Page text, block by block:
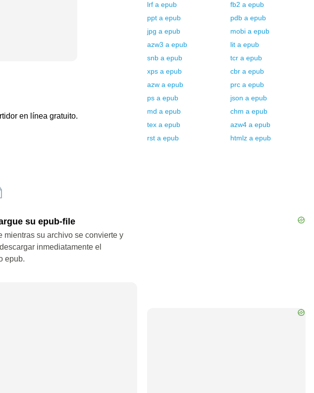
en línea gratuito.
su epub-file
mientras su archivo se convierte y
inmediatamente el
epub.
lrf a epub fb2 a epub
ppt a epub pdb a epub
jpg a epub mobi a epub
azw3 a epub lit a epub
snb a epub tcr a epub
xps a epub cbr a epub
azw a epub prc a epub
ps a epub json a epub
md a epub chm a epub
tex a epub azw4 a epub
rst a epub htmlz a epub